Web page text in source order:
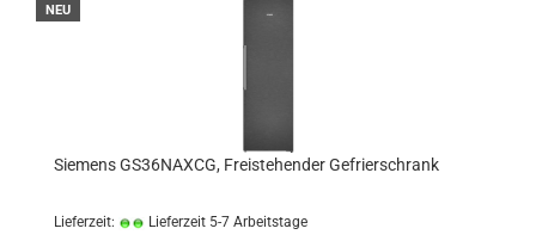
NEU
Siemens GS36NAXCG, Freistehender Gefrierschrank
Lieferzeit: Lieferzeit 5-7 Arbeitstage